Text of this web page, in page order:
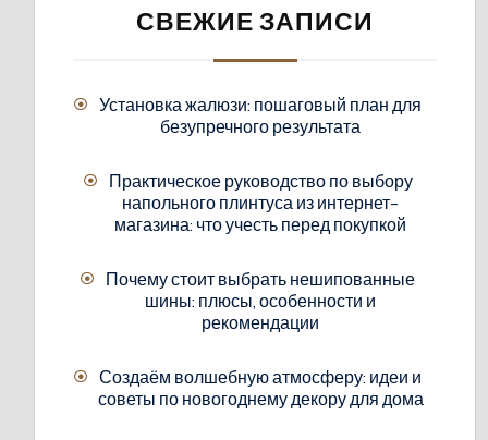
СВЕЖИЕ ЗАПИСИ
Установка жалюзи: пошаговый план для
безупречного результата
Практическое руководство по выбору
напольного плинтуса из интернет-
магазина: что учесть перед покупкой
Почему стоит выбрать нешипованные
шины: плюсы, особенности и
рекомендации
Создаём волшебную атмосферу: идеи и
советы по новогоднему декору для дома